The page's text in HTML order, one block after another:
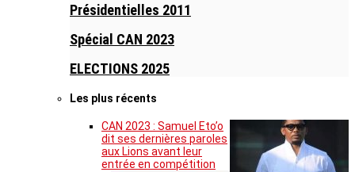
Présidentielles 2011
Spécial CAN 2023
ELECTIONS 2025
Les plus récents
CAN 2023 : Samuel Eto’o
dit ses dernières paroles
aux Lions avant leur
entrée en compétition